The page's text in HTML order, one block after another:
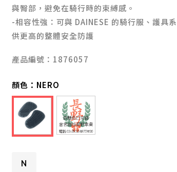
與臀部，避免在騎行時的束縛感。
-相容性強：可與 DAINESE 的騎行服、護具
供更高的整體安全防護
產品編號：1876057
顏色： NERO
N